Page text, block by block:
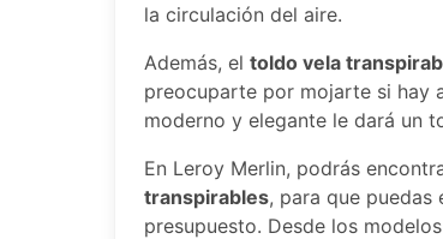
la circulación del aire.
Además, el toldo vela
preocuparte por mojarte si hay
moderno y elegante le dará un
En Leroy Merlin, podrás
transpirables, para que puedas
presupuesto. Desde los